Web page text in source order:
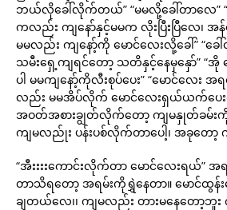
ဘယ်လိုခေါ်လိုက်တယ်” “မမလို့ခေါ်တာလေ”
ကလည်း ကျနော်နှင့်မမက လိုးပြီးပြီလေ၊
မမလည်း ကျနော့်ကို မောင်လေးလို့ခေါ်” “ခေ
သမီးရှေ့ကျရင်တော့ သတိနှင့်နေမှနှော်” “အို
ပါ မမကျနော့်ကိုလီးစုပ်ပေး” “မောင်လေး အ
လည်း မမအိပ်လိုက် မောင်လေးရှယ်ယက်ပေ
အဝတ်အစားချွတ်လိုက်တော့ ကျမနှုတ်ခမ်းကို
ကျမလည်ုး ပန်းပစ်လိုက်တာပေါ့၊ အခုတော့
“အီးးးးကောင်းလိုက်တာ မောင်လေးရယ်
တာသိရတော့ အရမ်းကိုရွှဲနေတာ။ မောင်ထွန်
ချတယ်လေ၊၊ ကျမလည်း တားမနေတော့